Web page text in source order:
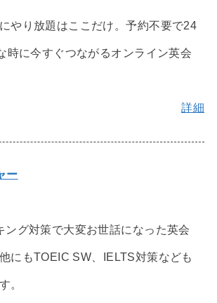
やり放題はここだけ。予約不要で24
時に今すぐつながるオンライン英会
詳細
ー
ング対策で大変お世話になった英会
にもTOEIC SW、IELTS対策なども
。